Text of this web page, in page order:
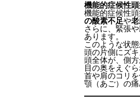
機能的症候性
機能的症候性頭
の酸素不足や
さらに、緊張
あります。
このような状
頭の片側にズ
頭全体が、側
目の奥をえぐ
首や肩のコリを
顎（あご）の